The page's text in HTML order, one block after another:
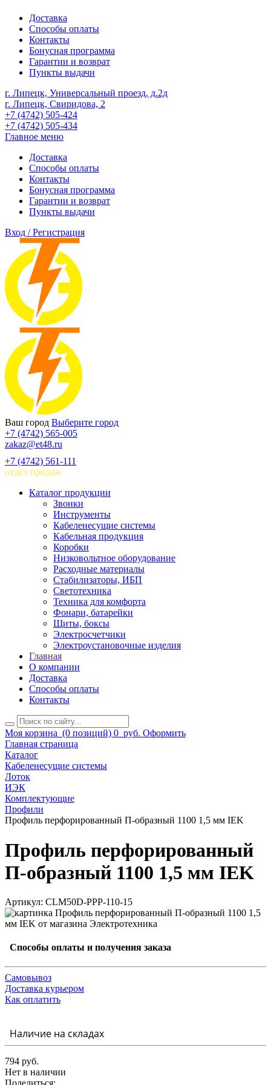
Доставка
Способы оплаты
Контакты
Бонусная программа
Гарантии и возврат
Пункты выдачи
г. Липецк, Универсальный проезд, д.2д
г. Липецк, Свиридова, 2
+7 (4742) 505-424
+7 (4742) 505-434
Главное меню
Доставка
Способы оплаты
Контакты
Бонусная программа
Гарантии и возврат
Пункты выдачи
Вход / Регистрация
Ваш город Выберите город
+7 (4742) 565-005
zakaz@et48.ru
+7 (4742) 561-111
отдел продаж
Каталог продукции
Звонки
Инструменты
Кабеленесущие системы
Кабельная продукция
Коробки
Низковольтное оборудование
Расходные материалы
Стабилизаторы, ИБП
Светотехника
Техника для комфорта
Фонари, батарейки
Щиты, боксы
Электросчетчики
Электроустановочные изделия
Главная
О компании
Доставка
Способы оплаты
Контакты
Моя корзина (0 позиций) 0 руб. Оформить
Главная страница
Каталог
Кабеленесущие системы
Лоток
ИЭК
Комплектующие
Профили
Профиль перфорированный П-образный 1100 1,5 мм IEK
Профиль перфорированный
П-образный 1100 1,5 мм IEK
Артикул: CLM50D-PPP-110-15
Способы оплаты и получения заказа
Самовывоз
Доставка курьером
Как оплатить
Наличие на складах
794 руб.
Нет в наличии
Поделиться: